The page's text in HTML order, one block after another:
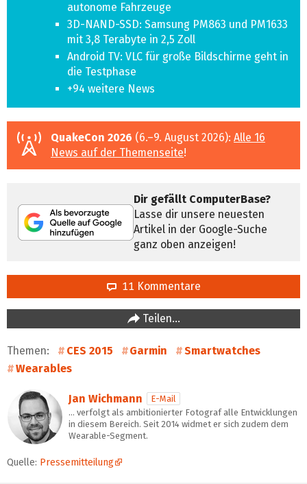
autonome Fahrzeuge
3D-NAND-SSD: Samsung PM863 und PM1633
mit 3,8 Terabyte in 2,5 Zoll
Android TV: VLC für große Bildschirme geht in
die Testphase
+94 weitere News
QuakeCon 2026 (6.–9. August 2026): Alle 16
News auf der Themenseite!
Dir gefällt ComputerBase?
Lasse dir unsere neuesten
Artikel in der Google-Suche
ganz oben anzeigen!
11 Kommentare
Teilen…
Themen: CES 2015 Garmin
Smartwatches
Wearables
Jan Wichmann
E-Mail
… verfolgt als ambitionierter Fotograf alle Entwicklungen
in diesem Bereich. Seit 2014 widmet er sich zudem dem
Wearable-Segment.
Quelle: Pressemitteilung